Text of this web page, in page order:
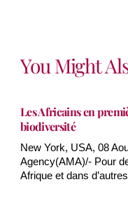
You Might
Les Africains en
biodiversité
New York, USA, 08
Agency(AMA)/- Pour
Afrique et dans